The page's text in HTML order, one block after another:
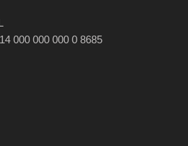
000 000 000 0 8685